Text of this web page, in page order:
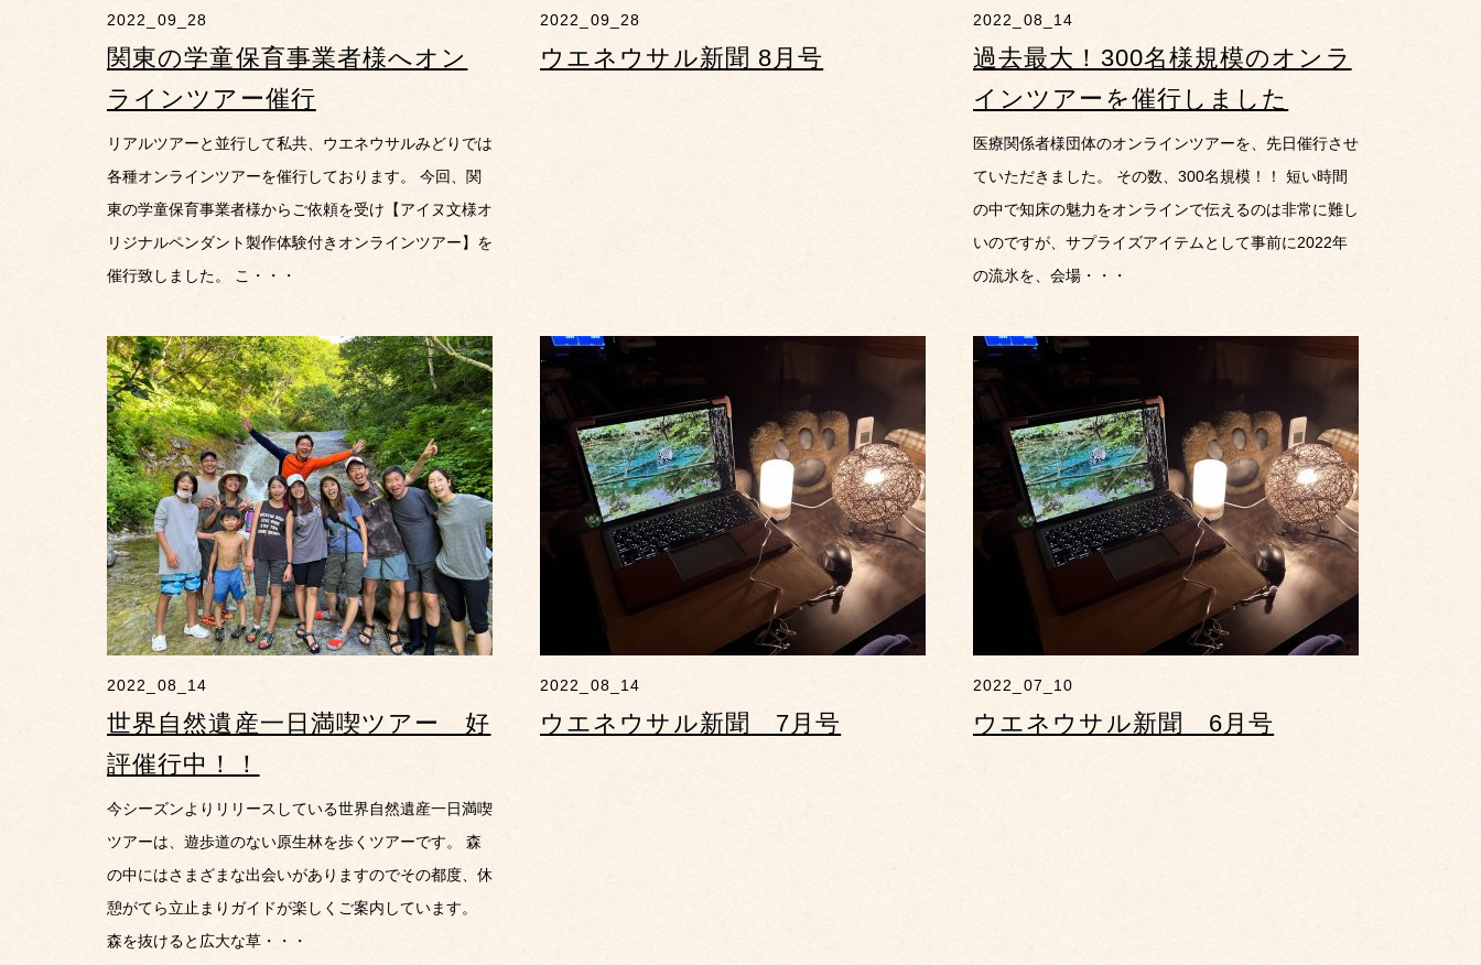
2022_09_28
関東の学童保育事業者様へオン
ラインツアー催行
リアルツアーと並行して私共、ウエネウサルみどりでは
各種オンラインツアーを催行しております。 今回、関
東の学童保育事業者様からご依頼を受け【アイヌ文様オ
リジナルペンダント製作体験付きオンラインツアー】を
催行致しました。 こ・・・
2022_09_28
ウエネウサル新聞 8月号
2022_08_14
過去最大！300名様規模のオンラ
インツアーを催行しました
医療関係者様団体のオンラインツアーを、先日催行させ
ていただきました。 その数、300名規模！！ 短い時間
の中で知床の魅力をオンラインで伝えるのは非常に難し
いのですが、サプライズアイテムとして事前に2022年
の流氷を、会場・・・
2022_08_14
世界自然遺産一日満喫ツアー 好
評催行中！！
今シーズンよりリリースしている世界自然遺産一日満喫
ツアーは、遊歩道のない原生林を歩くツアーです。 森
の中にはさまざまな出会いがありますのでその都度、休
憩がてら立止まりガイドが楽しくご案内しています。
森を抜けると広大な草・・・
2022_08_14
ウエネウサル新聞 7月号
2022_07_10
ウエネウサル新聞 6月号